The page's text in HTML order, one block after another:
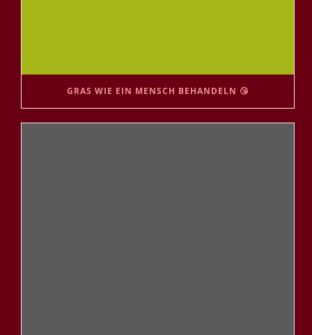
GRAS WIE EIN MENSCH BEHANDELN 😘